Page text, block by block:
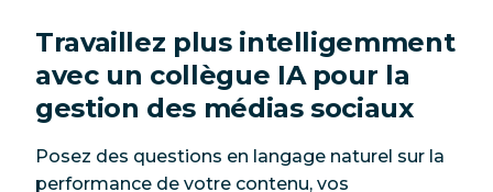
Travaillez plus intelligemment
avec un collègue IA pour la
gestion des médias sociaux
Posez des questions en langage naturel sur la
performance de votre contenu, vos